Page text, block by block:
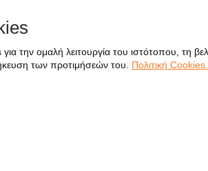
την ομαλή λειτουργία του ιστότοπου, τη
των προτιμήσεών του.
Πολιτική Cookies.